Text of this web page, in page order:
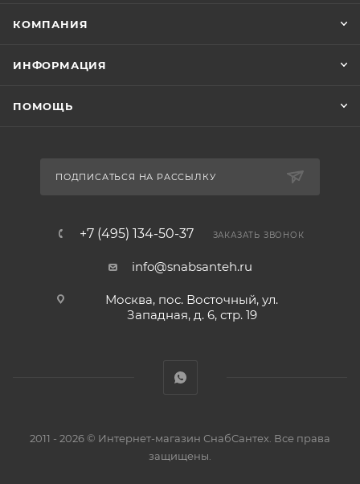
КОМПАНИЯ
ИНФОРМАЦИЯ
ПОМОЩЬ
ПОДПИСАТЬСЯ НА РАССЫЛКУ
+7 (495) 134-50-37 ЗАКАЗАТЬ ЗВОНОК
info@snabsanteh.ru
Москва, пос. Восточный, ул.
Западная, д. 6, стр. 19
2011 - 2026 © Интернет-магазин СнабСантех. Все права
защищены.